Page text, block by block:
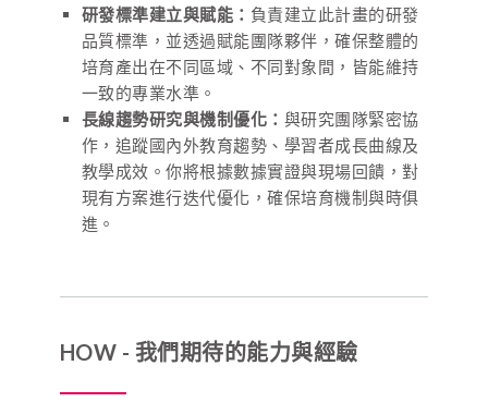
研發標準建立與賦能： 負責建立此計畫的研發
品質標準，並透過賦能團隊夥伴，確保整體的
培育產出在不同區域、不同對象間，皆能維持
一致的專業水準。
長線趨勢研究與機制優化： 與研究團隊緊密協
作，追蹤國內外教育趨勢、學習者成長曲線及
教學成效。你將根據數據實證與現場回饋，對
現有方案進行迭代優化，確保培育機制與時俱
進。
HOW - 我們期待的能力與經驗